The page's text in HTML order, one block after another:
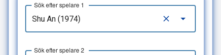
Sök efter spelare 1
Sök efter spelare 2